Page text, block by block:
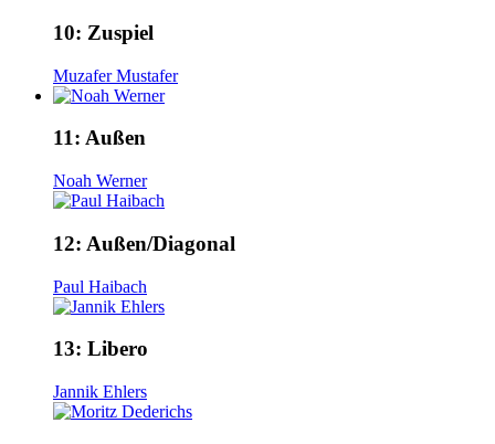
10: Zuspiel
Muzafer Mustafer
11: Außen
Noah Werner
12: Außen/Diagonal
Paul Haibach
13: Libero
Jannik Ehlers